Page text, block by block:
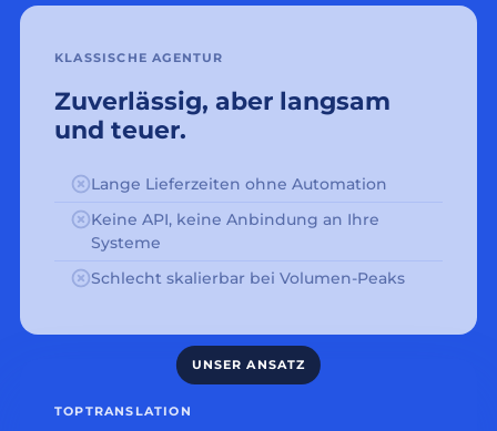
KLASSISCHE AGENTUR
Zuverlässig, aber langsam
und teuer.
Lange Lieferzeiten ohne Automation
Keine API, keine Anbindung an Ihre
Systeme
Schlecht skalierbar bei Volumen-Peaks
TOPTRANSLATION